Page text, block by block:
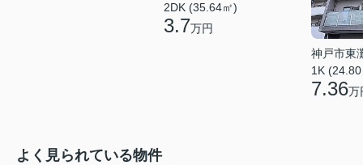
2DK (35.64㎡)
3.7万円
神戸市東
1K
7.36万
よく見られている物件